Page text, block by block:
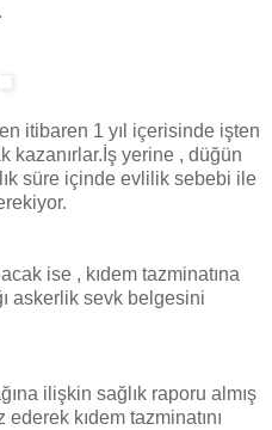
itibaren 1 yıl içerisinde işten
kazanırlar. İş yerine , düğün
süre içinde evlilik sebebi ile
ise , kıdem tazminatına
askerlik sevk belgesini
ilişkin sağlık raporu almış
kıdem tazminatını